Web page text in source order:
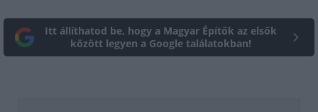
Itt állíthatod be, hogy a Magyar Építők az elsők
között legyen a Google találatokban!